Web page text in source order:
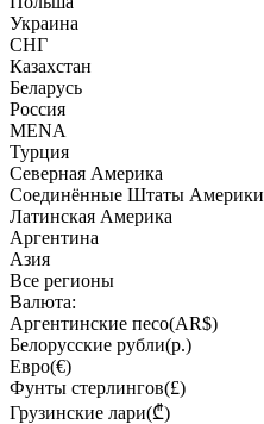
Украина
СНГ
Казахстан
Беларусь
Россия
MENA
Турция
Северная Америка
Соединённые Штаты Америки
Латинская Америка
Аргентина
Азия
Все регионы
Валюта:
Аргентинские песо(AR$)
Белорусские рубли(р.)
Евро(€)
Фунты стерлингов(£)
Грузинские лари(₾)